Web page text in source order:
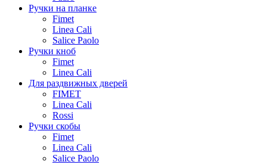
Ручки на планке
Fimet
Linea Cali
Salice Paolo
Ручки кноб
Fimet
Linea Cali
Для раздвижных дверей
FIMET
Linea Cali
Rossi
Ручки скобы
Fimet
Linea Cali
Salice Paolo